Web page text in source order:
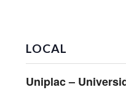
LOCAL
Uniplac –